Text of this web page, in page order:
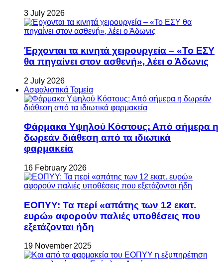
3 July 2026
Έρχονται τα κινητά χειρουργεία – «Το ΕΣΥ
θα πηγαίνει στον ασθενή», λέει ο Άδωνις
2 July 2026
Ασφαλιστικά Ταμεία
Φάρμακα Υψηλού Κόστους: Από σήμερα η
δωρεάν διάθεση από τα ιδιωτικά
φαρμακεία
16 February 2026
ΕΟΠΥΥ: Τα περί «απάτης των 12 εκατ.
ευρώ» αφορούν παλιές υποθέσεις που
εξετάζονται ήδη
19 November 2025